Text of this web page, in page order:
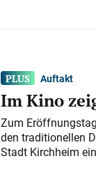
Auftakt
Im Kino
Zum
den traditionellen
Stadt Kirchheim